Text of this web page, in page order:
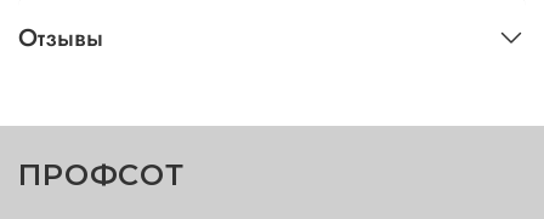
Отзывы
ПРОФСОТ